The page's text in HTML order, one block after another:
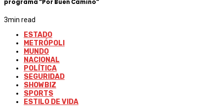
programa “Por Buen Camino”
3min read
ESTADO
METRÓPOLI
MUNDO
NACIONAL
POLÍTICA
SEGURIDAD
SHOWBIZ
SPORTS
ESTILO DE VIDA